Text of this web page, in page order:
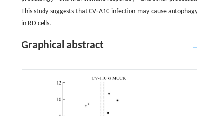
This study suggests that CV⁃A10 infection may cause autophagy
in RD cells.
Graphical abstract